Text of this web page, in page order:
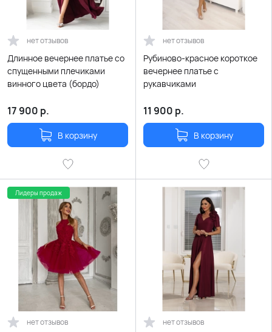
нет отзывов
Длинное вечернее платье со
спущенными плечиками
винного цвета (бордо)
17 900 р.
В корзину
нет отзывов
Рубиново-красное короткое
вечернее платье с
рукавчиками
11 900 р.
В корзину
Лидеры продаж
нет отзывов нет отзывов